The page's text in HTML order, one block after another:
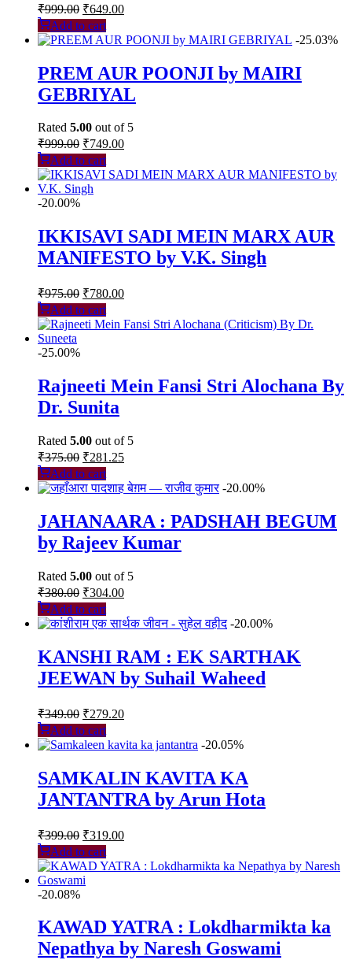
₹999.00 Original
price
was:
₹649.00Current
is:
Add to cart
-25.03%
PREM AUR POONJI by MAIRI
GEBRIYAL
Rated 5.00 out of 5
₹999.00 Original
price
was:
₹999.00.
₹749.00Current
is:
Add to cart
-20.00%
IKKISAVI SADI MEIN MARX AUR
MANIFESTO by V.K. Singh
₹975.00 Original
price
was:
₹780.00Current
is:
Add to cart
-25.00%
Rajneeti Mein Fansi Stri Alochana By
Dr. Sunita
Rated 5.00 out of 5
₹375.00 Original
price
was:
₹281.25
is:
Add to cart
-20.00%
JAHANAARA : PADSHAH BEGUM
by Rajeev Kumar
Rated 5.00 out of 5
₹380.00 Original
price
was:
₹304.00Current
is:
Add to cart
-20.00%
KANSHI RAM : EK SARTHAK
JEEWAN by Suhail Waheed
₹349.00 Original
price
was:
₹279.20Current
is:
₹279.20.
Add to cart
-20.05%
SAMKALIN KAVITA KA
JANTANTRA by Arun Hota
₹399.00 Original
price
was:
₹399.00.
₹319.00Current
is:
Add to cart
-20.08%
KAWAD YATRA : Lokdharmikta ka
Nepathya by Naresh Goswami